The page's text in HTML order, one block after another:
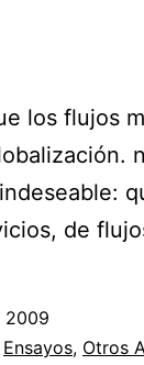
los flujos
de
2009
Ensayos, Otros